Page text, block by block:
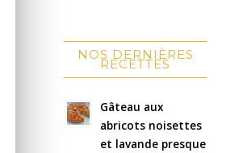
NOS DERNIÈRES
RECETTES
Gâteau aux
abricots noisettes
et lavande presque